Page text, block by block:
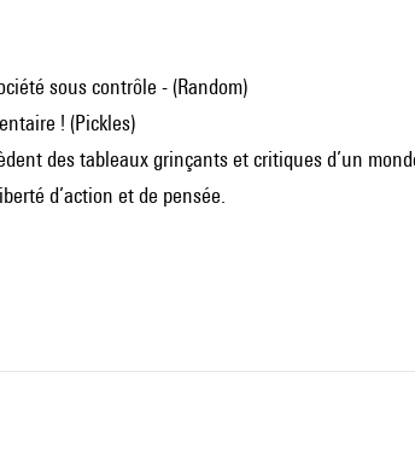
sous contrôle - (Random)
! (Pickles)
des tableaux grinçants et critiques d’un
d’action et de pensée.